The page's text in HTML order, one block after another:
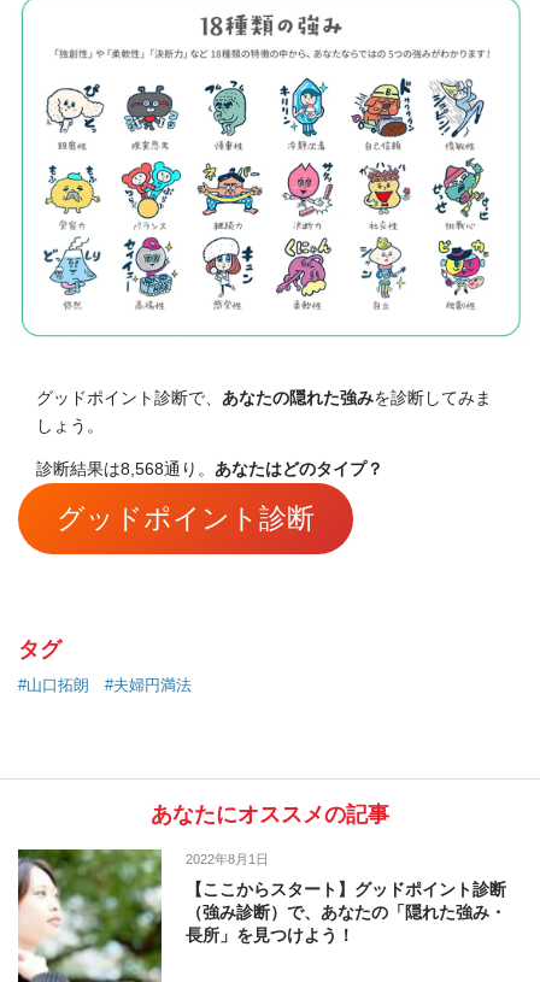
グッドポイント診断で、 あなたの隠れた強みを診断してみま
しょう。
診断結果は8,568通り。 あなたはどのタイプ？
グッドポイント診断
タグ
#山口拓朗 #夫婦円満法
あなたにオススメの記事
2022年8月1日
【ここからスタート】グッドポイント診断
（強み診断）で、あなたの「隠れた強み・
長所」を見つけよう！